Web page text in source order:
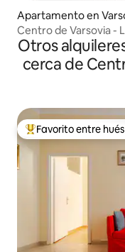
Apartamento en
Centro de Varsovia -
con aire
Otros
cerca de
Favorito entre
Favorito entre